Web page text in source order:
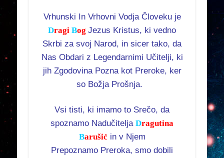
Vrhunski In Vrhovni Vodja Človeku je
Dragi Bog Jezus Kristus, ki vedno
Skrbi za svoj Narod, in sicer tako, da
Nas Obdari z Legendarnimi Učitelji, ki
jih Zgodovina Pozna kot Preroke, ker
so Božja Prošnja.
Vsi tisti, ki imamo to Srečo, da
spoznamo Nadučitelja Dragutina
Barušić in v Njem
Prepoznamo Preroka, smo dobili